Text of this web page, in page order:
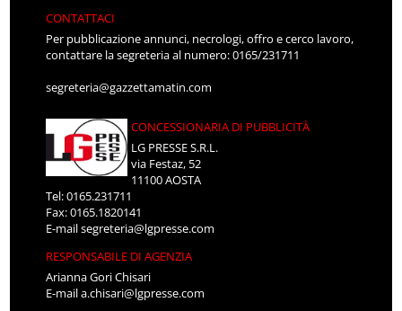
CONTATTACI
Per pubblicazione annunci, necrologi, offro e cerco lavoro,
contattare la segreteria al numero: 0165/231711
segreteria@gazzettamatin.com
CONCESSIONARIA DI PUBBLICITÀ
LG PRESSE S.R.L.
via Festaz, 52
11100 AOSTA
Tel: 0165.231711
Fax: 0165.1820141
E-mailsegreteria@lgpresse.com
RESPONSABILE DI AGENZIA
Arianna Gori Chisari
E-maila.chisari@lgpresse.com